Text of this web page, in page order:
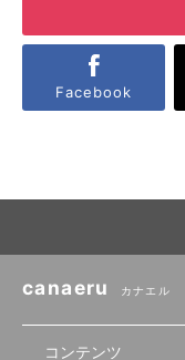
Facebook
canaeru カナエル
コンテンツ